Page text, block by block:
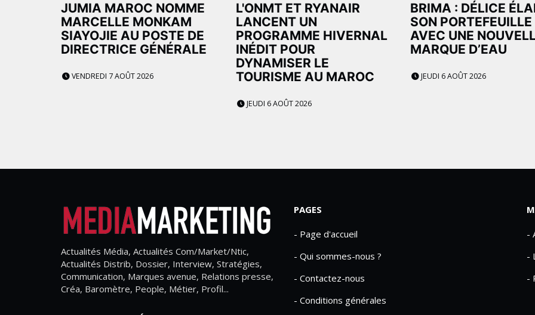
JUMIA MAROC NOMME
MARCELLE MONKAM
SIAYOJIE AU POSTE DE
DIRECTRICE GÉNÉRALE
VENDREDI 7 AOÛT 2026
L'ONMT ET RYANAIR
LANCENT UN
PROGRAMME HIVERNAL
INÉDIT POUR
DYNAMISER LE
TOURISME AU MAROC
JEUDI 6 AOÛT 2026
BRIMA : DÉLICE
SON PORTEFEUILLE
AVEC UNE
MARQUE D’EAU
JEUDI 6 AOÛT 2026
Actualités Média, Actualités Com/Market/Ntic,
Actualités Distrib, Dossier, Interview, Stratégies,
Communication, Marques avenue, Relations presse,
Créa, Baromètre, People, Métier, Profil...
PAGES
- Page d'accueil
- Qui sommes-nous ?
- Contactez-nous
- Conditions générales
-
-
-